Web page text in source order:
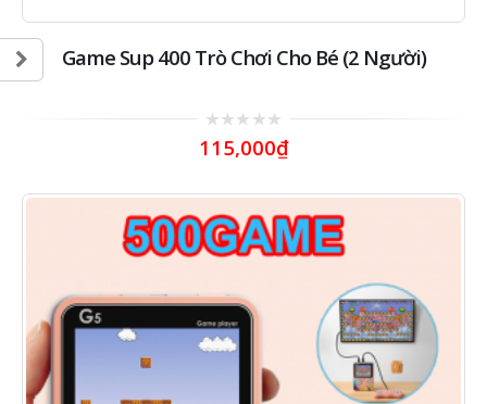
Game Sup 400 Trò Chơi Cho Bé (2 Người)
0
out
115,000₫